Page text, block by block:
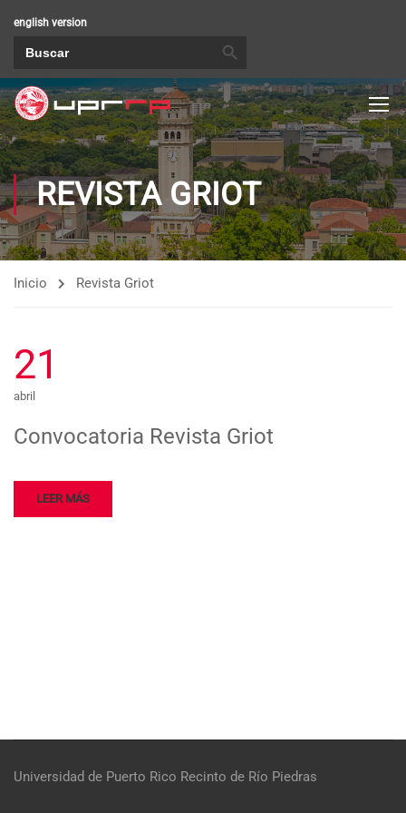
english version
REVISTA GRIOT
Inicio Revista Griot
21
abril
Convocatoria Revista Griot
LEER MÁS
Universidad de Puerto Rico Recinto de Río Piedras